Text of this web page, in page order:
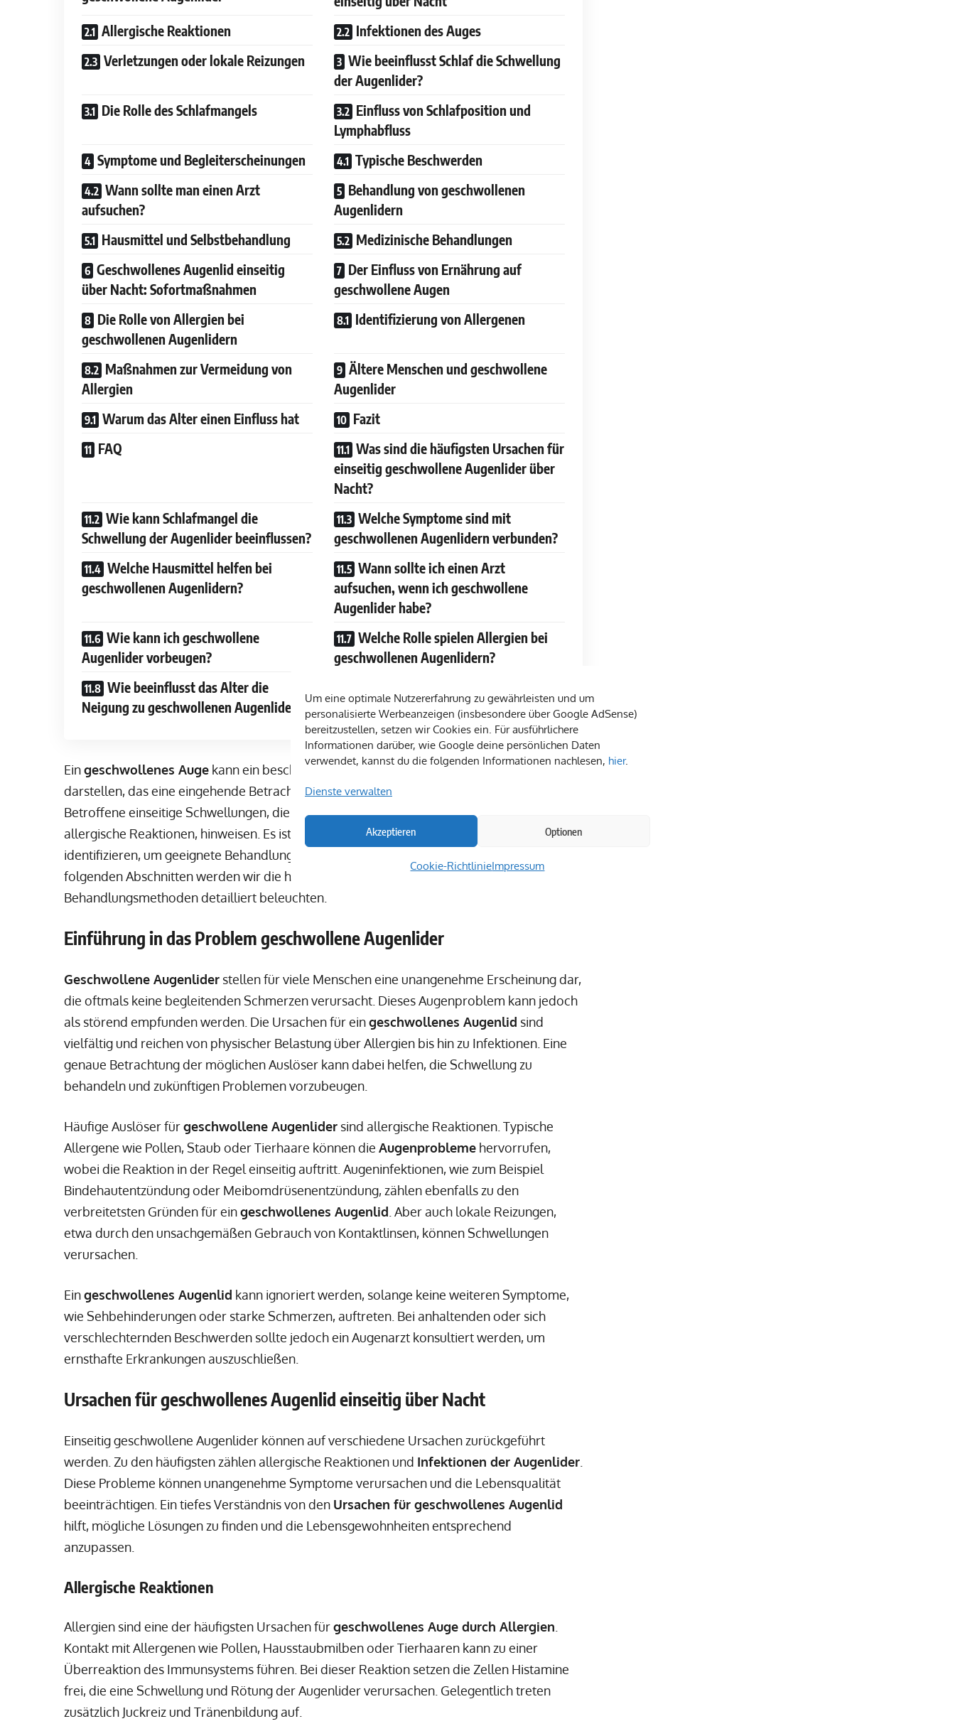
Um eine optimale Nutzererfahrung zu gewährleisten und um
personalisierte Werbeanzeigen (insbesondere über Google AdSense)
bereitzustellen, setzen wir Cookies ein. Für ausführlichere
Informationen darüber, wie Google deine persönlichen Daten
verwendet, kannst du die folgenden Informationen nachlesen, hier.
Dienste verwalten
Akzeptieren Optionen
Cookie-RichtlinieImpressum
Allergische Reaktionen
Infektionen des Auges
Verletzungen oder lokale Reizungen
Wie beeinflusst Schlaf die Schwellung
der Augenlider?
Die Rolle des Schlafmangels
Einfluss von Schlafposition und
Lymphabfluss
Symptome und Begleiterscheinungen
Typische Beschwerden
Wann sollte man einen Arzt
aufsuchen?
Behandlung von geschwollenen
Augenlidern
Hausmittel und Selbstbehandlung
Medizinische Behandlungen
Geschwollenes Augenlid einseitig
über Nacht: Sofortmaßnahmen
Der Einfluss von Ernährung auf
geschwollene Augen
Die Rolle von Allergien bei
geschwollenen Augenlidern
Identifizierung von Allergenen
Maßnahmen zur Vermeidung von
Allergien
Ältere Menschen und geschwollene
Augenlider
Warum das Alter einen Einfluss hat
Fazit
FAQ
Was sind die häufigsten Ursachen für
einseitig geschwollene Augenlider über
Nacht?
Wie kann Schlafmangel die
Schwellung der Augenlider beeinflussen?
Welche Symptome sind mit
geschwollenen Augenlidern verbunden?
Welche Hausmittel helfen bei
geschwollenen Augenlidern?
Wann sollte ich einen Arzt
aufsuchen, wenn ich geschwollene
Augenlider habe?
Wie kann ich geschwollene
Augenlider vorbeugen?
Welche Rolle spielen Allergien bei
geschwollenen Augenlidern?
Wie beeinflusst das Alter die
Neigung zu geschwollenen Augenlidern?
Eingeschwollenes Auge kann ein beschwerliches und unangenehmes Symptom
darstellen, das eine eingehende Betrachtung erfordert. Besonders häufig bemerken
Betroffene einseitige Schwellungen, die oft auf lokale Ursachen, wie Verletzungen oder
allergische Reaktionen, hinweisen. Es ist entscheidend, die auslösenden Faktoren zu
identifizieren, um geeignete Behandlungsmöglichkeiten in Betracht zu ziehen. In den
folgenden Abschnitten werden wir die häufigsten Ursachen, Symptomatiken und
Behandlungsmethoden detailliert beleuchten.
Einführung in das Problem geschwollene Augenlider
Geschwollene Augenlider stellen für viele Menschen eine unangenehme Erscheinung dar,
die oftmals keine begleitenden Schmerzen verursacht. Dieses Augenproblem kann jedoch
als störend empfunden werden. Die Ursachen für eingeschwollenes Augenlid sind
vielfältig und reichen von physischer Belastung über Allergien bis hin zu Infektionen. Eine
genaue Betrachtung der möglichen Auslöser kann dabei helfen, die Schwellung zu
behandeln und zukünftigen Problemen vorzubeugen.
Häufige Auslöser fürgeschwollene Augenlider sind allergische Reaktionen. Typische
Allergene wie Pollen, Staub oder Tierhaare können dieAugenprobleme hervorrufen,
wobei die Reaktion in der Regel einseitig auftritt. Augeninfektionen, wie zum Beispiel
Bindehautentzündung oder Meibomdrüsenentzündung, zählen ebenfalls zu den
verbreitetsten Gründen für eingeschwollenes Augenlid . Aber auch lokale Reizungen,
etwa durch den unsachgemäßen Gebrauch von Kontaktlinsen, können Schwellungen
verursachen.
Eingeschwollenes Augenlid kann ignoriert werden, solange keine weiteren Symptome,
wie Sehbehinderungen oder starke Schmerzen, auftreten. Bei anhaltenden oder sich
verschlechternden Beschwerden sollte jedoch ein Augenarzt konsultiert werden, um
ernsthafte Erkrankungen auszuschließen.
Ursachen für geschwollenes Augenlid einseitig über Nacht
Einseitig geschwollene Augenlider können auf verschiedene Ursachen zurückgeführt
werden. Zu den häufigsten zählen allergische Reaktionen und Infektionen der Augenlider
Diese Probleme können unangenehme Symptome verursachen und die Lebensqualität
beeinträchtigen. Ein tiefes Verständnis von den Ursachen für geschwollenes Augenlid
hilft, mögliche Lösungen zu finden und die Lebensgewohnheiten entsprechend
anzupassen.
Allergische Reaktionen
Allergien sind eine der häufigsten Ursachen fürgeschwollenes Auge durch Allergien
Kontakt mit Allergenen wie Pollen, Hausstaubmilben oder Tierhaaren kann zu einer
Überreaktion des Immunsystems führen. Bei dieser Reaktion setzen die Zellen Histamine
frei, die eine Schwellung und Rötung der Augenlider verursachen. Gelegentlich treten
zusätzlich Juckreiz und Tränenbildung auf.